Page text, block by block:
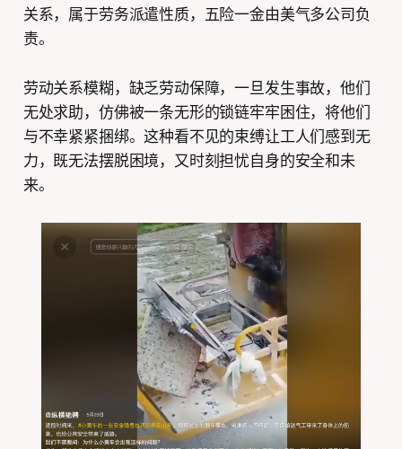
关系，属于劳务派遣性质，五险一金由美气多公司负
责。
劳动关系模糊，缺乏劳动保障，一旦发生事故，他们
无处求助，仿佛被一条无形的锁链牢牢困住，将他们
与不幸紧紧捆绑。这种看不见的束缚让工人们感到无
力，既无法摆脱困境，又时刻担忧自身的安全和未
来。